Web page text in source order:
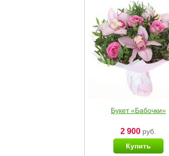
Букет «Бабочки»
2 900 руб.
Купить